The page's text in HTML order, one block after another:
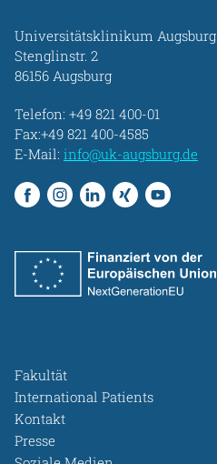
Universitätsklinikum Augsburg
Stenglinstr. 2
86156 Augsburg
Telefon: +49 821 400-01
Fax:+49 821 400-4585
E-Mail: info@uk-augsburg.de
Fakultät
International Patients
Kontakt
Presse